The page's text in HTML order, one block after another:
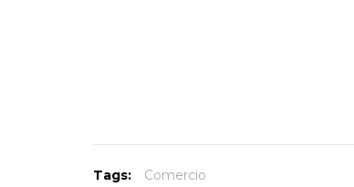
Tags: Comercio